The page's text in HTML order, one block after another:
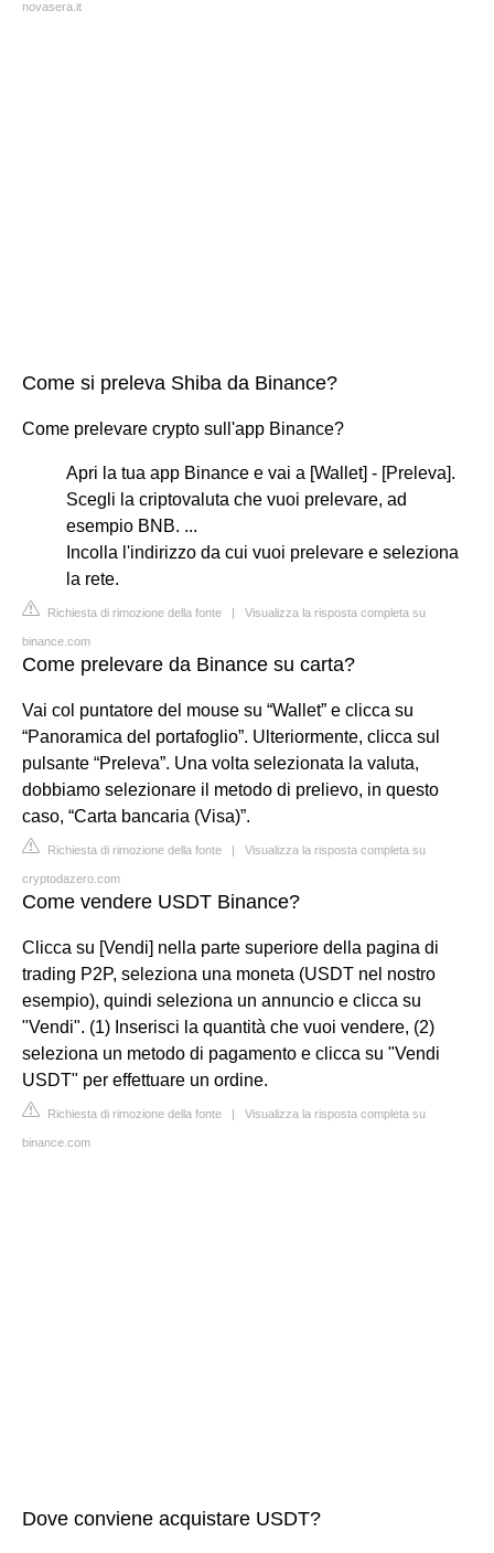
novasera.it
Come si preleva Shiba da Binance?
Come prelevare crypto sull'app Binance?
Apri la tua app Binance e vai a [Wallet] - [Preleva].
Scegli la criptovaluta che vuoi prelevare, ad
esempio BNB. ...
Incolla l'indirizzo da cui vuoi prelevare e seleziona
la rete.
Richiesta di rimozione della fonte | Visualizza la risposta completa su
binance.com
Come prelevare da Binance su carta?
Vai col puntatore del mouse su “Wallet” e clicca su
“Panoramica del portafoglio”. Ulteriormente, clicca sul
pulsante “Preleva”. Una volta selezionata la valuta,
dobbiamo selezionare il metodo di prelievo, in questo
caso, “Carta bancaria (Visa)”.
Richiesta di rimozione della fonte | Visualizza la risposta completa su
cryptodazero.com
Come vendere USDT Binance?
Clicca su [Vendi] nella parte superiore della pagina di
trading P2P, seleziona una moneta (USDT nel nostro
esempio), quindi seleziona un annuncio e clicca su
"Vendi". (1) Inserisci la quantità che vuoi vendere, (2)
seleziona un metodo di pagamento e clicca su "Vendi
USDT" per effettuare un ordine.
Richiesta di rimozione della fonte | Visualizza la risposta completa su
binance.com
Dove conviene acquistare USDT?